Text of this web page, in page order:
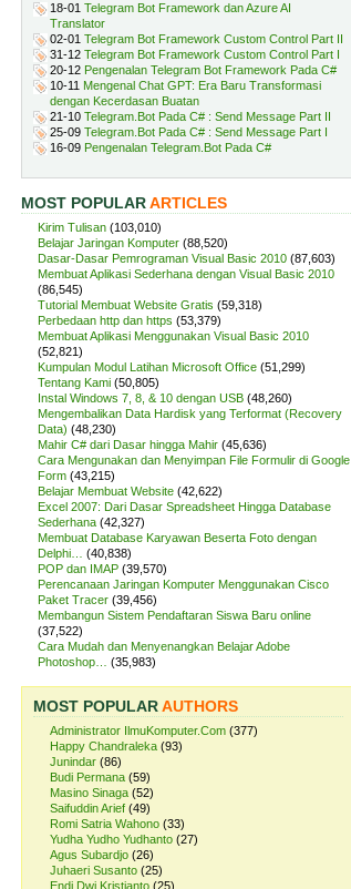
18-01 Telegram Bot Framework dan Azure AI
Translator
02-01 Telegram Bot Framework Custom Control Part II
31-12 Telegram Bot Framework Custom Control Part I
20-12 Pengenalan Telegram Bot Framework Pada C#
10-11 Mengenal Chat GPT: Era Baru Transformasi
dengan Kecerdasan Buatan
21-10 Telegram.Bot Pada C# : Send Message Part II
25-09 Telegram.Bot Pada C# : Send Message Part I
16-09 Pengenalan Telegram.Bot Pada C#
MOST POPULARARTICLES
Kirim Tulisan (103,010)
Belajar Jaringan Komputer (88,520)
Dasar-Dasar Pemrograman Visual Basic 2010 (87,603)
Membuat Aplikasi Sederhana dengan Visual Basic 2010
(86,545)
Tutorial Membuat Website Gratis (59,318)
Perbedaan http dan https (53,379)
Membuat Aplikasi Menggunakan Visual Basic 2010
(52,821)
Kumpulan Modul Latihan Microsoft Office (51,299)
Tentang Kami (50,805)
Instal Windows 7, 8, & 10 dengan USB (48,260)
Mengembalikan Data Hardisk yang Terformat (Recovery
Data) (48,230)
Mahir C# dari Dasar hingga Mahir (45,636)
Cara Mengunakan dan Menyimpan File Formulir di Google
Form (43,215)
Belajar Membuat Website (42,622)
Excel 2007: Dari Dasar Spreadsheet Hingga Database
Sederhana (42,327)
Membuat Database Karyawan Beserta Foto dengan
Delphi…
(40,838)
POP dan IMAP (39,570)
Perencanaan Jaringan Komputer Menggunakan Cisco
Paket Tracer (39,456)
Membangun Sistem Pendaftaran Siswa Baru online
(37,522)
Cara Mudah dan Menyenangkan Belajar Adobe
Photoshop…
(35,983)
MOST POPULARAUTHORS
Administrator IlmuKomputer.Com (377)
Happy Chandraleka (93)
Junindar (86)
Budi Permana (59)
Masino Sinaga (52)
Saifuddin Arief (49)
Romi Satria Wahono (33)
Yudha Yudho Yudhanto (27)
Agus Subardjo (26)
Juhaeri Susanto (25)
Endi Dwi Kristianto (25)